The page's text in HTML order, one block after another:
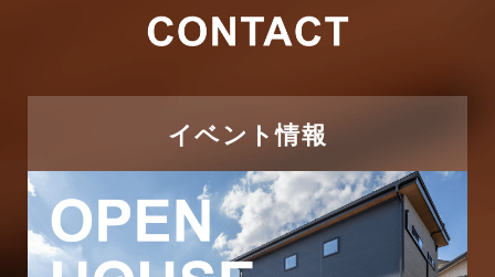
つくばエクスプレス線
ピアラシティ店-ブログ
ブログ
2025年11月
2025年10月
イベント情報